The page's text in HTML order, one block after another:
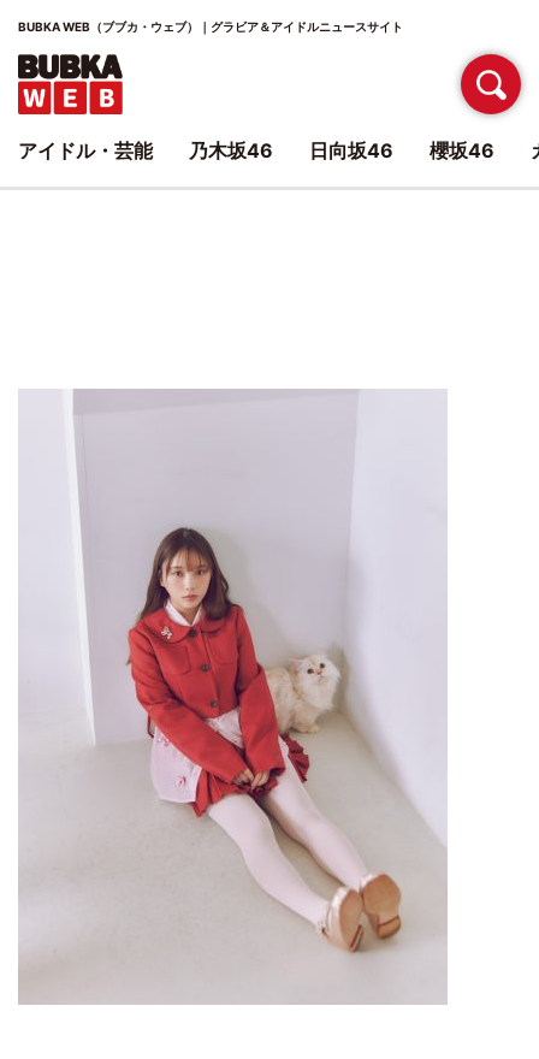
BUBKA WEB（ブブカ・ウェブ）｜グラビア＆アイドルニュースサイト
アイドル・芸能 乃木坂46 日向坂46 櫻坂46